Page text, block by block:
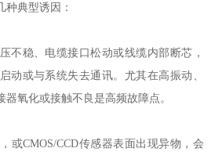
典型诱因：
不稳、电缆接口松动或线缆内部断芯，
动或与系统失去通讯。尤其在高振动、
氧化或接触不良是高频故障点。
或CMOS/CCD传感器表面出现异物，会